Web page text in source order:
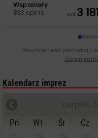
Wspaniały
833 opinie
od 3 181
Powyższe treści pochodzą z
Zostań
Kalendarz imprez
Pn
Wt Śr Cz